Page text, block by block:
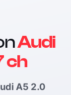
Audi
ch
A5 2.0